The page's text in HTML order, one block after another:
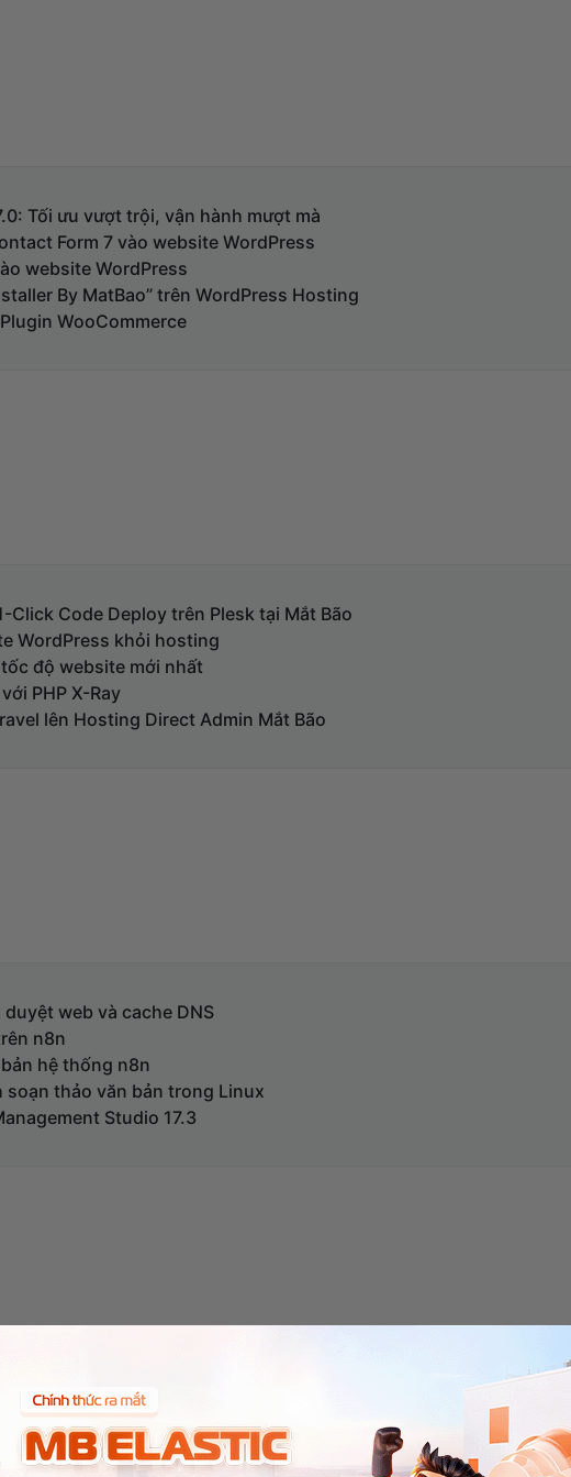
Tối ưu vượt trội, vận hành mượt mà
Form 7 vào website WordPress
website WordPress
By MatBao” trên WordPress Hosting
WooCommerce
Code Deploy trên Plesk tại Mắt Bão
WordPress khỏi hosting
độ website mới nhất
PHP X-Ray
lên Hosting Direct Admin Mắt Bão
web và cache DNS
n8n
hệ thống n8n
soạn thảo văn bản trong Linux
Studio 17.3
dùng trên giao diện Email Pro v4 ( giao diện cũ )
(S/MIME) trên Outlook
Pro v4 bằng Canvato – Email Signature Business [Video/